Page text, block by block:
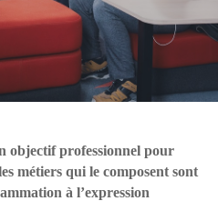
objectif professionnel pour
métiers qui le composent sont
à l’expression